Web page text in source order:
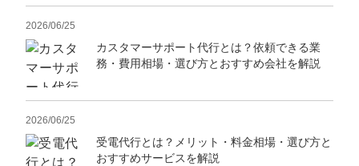
2026/06/25
カスタマーサポート代行とは？依頼できる業
務・費用相場・選び方とおすすめ会社を解説
2026/06/25
受電代行とは？メリット・料金相場・選び方と
おすすめサービスを解説